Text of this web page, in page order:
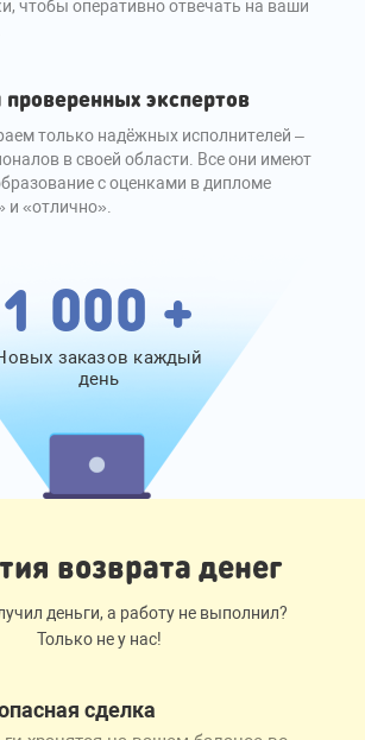
чтобы оперативно отвечать на ваши
экспертов
только надёжных исполнителей –
в своей области. Все они имеют
с оценками в дипломе
и «отлично».
1 000 +
заказов каждый
день
возврата денег
деньги, а работу не выполнил?
Только не у нас!
сделка